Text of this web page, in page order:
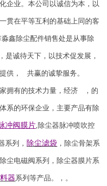
企业。本公司以诚信为本，以
贯在平等互利的基础上同的客
淼鑫除尘配件销售处是从事除
诚待天下，以技术促发展，
供， 共赢的诚挚服务。
拥有的技术力量，经济 ，的
系的环保企业，主要产品有除
冲阀膜片, 除尘器脉冲喷吹控
系列， 除尘滤袋 ，除尘骨架系
尘电磁阀系列，除尘器膜片系
器系列等产品。，。